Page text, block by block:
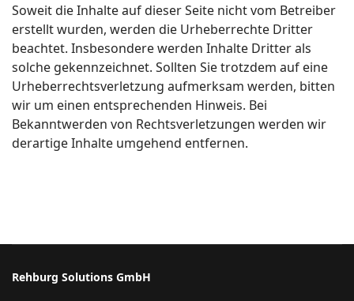
Soweit die Inhalte auf dieser Seite nicht vom Betreiber
erstellt wurden, werden die Urheberrechte Dritter
beachtet. Insbesondere werden Inhalte Dritter als
solche gekennzeichnet. Sollten Sie trotzdem auf eine
Urheberrechtsverletzung aufmerksam werden, bitten
wir um einen entsprechenden Hinweis. Bei
Bekanntwerden von Rechtsverletzungen werden wir
derartige Inhalte umgehend entfernen.
Rehburg Solutions GmbH